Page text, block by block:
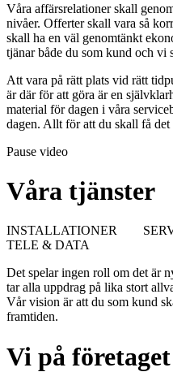
Våra affärsrelationer skall
nivåer. Offerter skall vara så
skall ha en väl genomtänkt
tjänar både du som kund och vi
Att vara på rätt plats vid rätt
är där för att göra är en
material för dagen i våra
dagen. Allt för att du skall få
Pause video
Våra tjänster
INSTALLATIONER
TELE & DATA
Det spelar ingen roll om det är
tar alla uppdrag på lika stort
Vår vision är att du som kund
framtiden.
Vi på företaget